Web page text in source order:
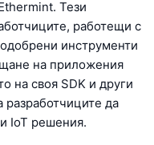
Тези
работещи с
инструменти
на приложения
на своя SDK и други
разработчиците да
IoT решения.